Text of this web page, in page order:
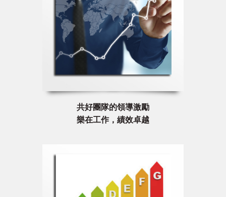
共好團隊的領導激勵
樂在工作，績效卓越